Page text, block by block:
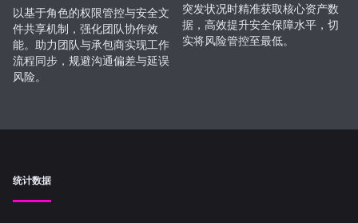
以基于角色的权限管控与安全文
件共享机制，强化团队协作效
能。助力团队与承包商实现工作
流程同步，规避沟通偏差与延误
风险。
突发状况时精准获取核心资产数
据，高效提升安全保障水平，切
实将风险管控至最低。
统计数据